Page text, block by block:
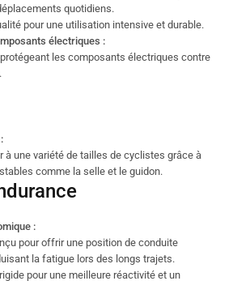
quotidiens.
pour une utilisation intensive et durable.
électriques :
les composants électriques contre
à une variété de tailles de cyclistes grâce à
comme la selle et le guidon.
:
pour offrir une position de conduite
la fatigue lors des longs trajets.
pour une meilleure réactivité et un